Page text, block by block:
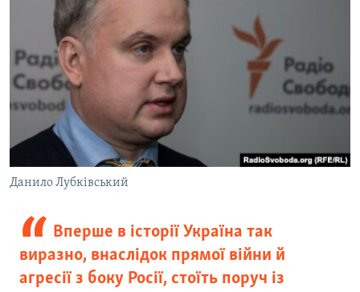
Данило Лубківський
Вперше в історії Україна так
виразно, внаслідок прямої війни й
агресії з боку Росії, стоїть поруч із